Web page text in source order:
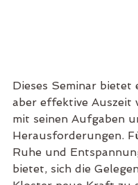
Dieses Seminar bietet
aber effektive Auszeit
mit seinen Aufgaben
Herausforderungen.
Ruhe und
bietet, sich die